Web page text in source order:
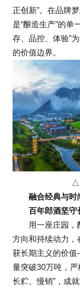
正创新”。在品牌
是“酿造生产”的单
存、品控、体验”
的价值边界。
△
融合经典与时
百年郎酒坚守
用一座庄园，酿
方向和持续动力，
获长期主义的价
量突破30万吨，严
长贮、慢销”，成